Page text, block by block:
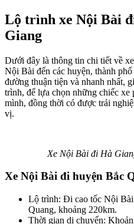
Lộ trình xe Nội Bài
Giang
Dưới đây là thông tin chi tiết về
Nội Bài đến các huyện, thành
đường thuận tiện và nhanh nhất,
trình, để lựa chọn những chiếc xe
mình, đồng thời có được trải
vị.
Xe Nội Bài đi Hà
Xe Nội Bài đi huyện Bắc
Lộ trình: Đi cao tốc Nội
Quang, khoảng 220km.
Thời gian di chuyển: